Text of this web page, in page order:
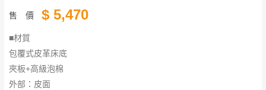
售 價 $ 5,470
■材質
包覆式皮革床底
夾板+高級泡棉
外部：皮面